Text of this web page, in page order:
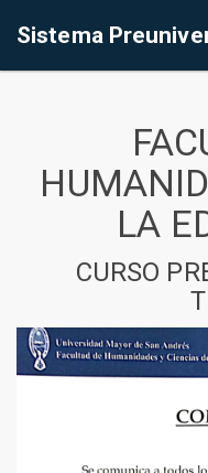
Sistema
LA
CURSO